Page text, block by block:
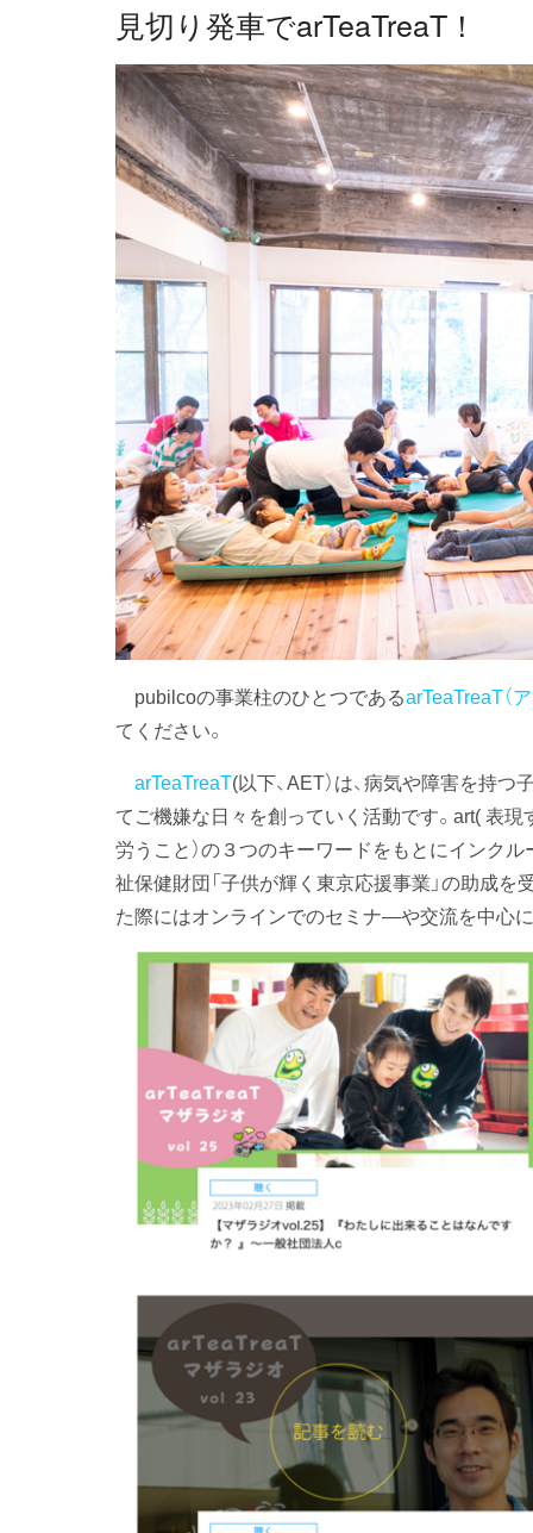
見切り発車でarTeaTreaT！
pubilcoの事業柱のひとつであるarTeaTreaT（
てください。
arTeaTreaT(以下、AET）は、病気や障害を持
てご機嫌な日々を創っていく活動です。art( 表現す
労うこと）の３つのキーワードをもとにインク
祉保健財団「子供が輝く東京応援事業」の助成
た際にはオンラインでのセミナ―や交流を中心